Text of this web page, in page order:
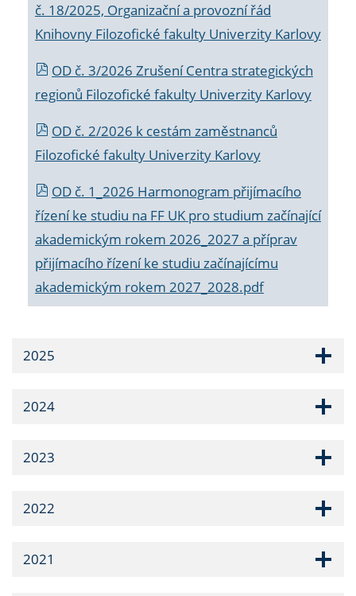
č. 18/2025, Organizační a provozní řád
Knihovny Filozofické fakulty Univerzity Karlovy
OD č. 3/2026 Zrušení Centra strategických
regionů Filozofické fakulty Univerzity Karlovy
OD č. 2/2026 k cestám zaměstnanců
Filozofické fakulty Univerzity Karlovy
OD č. 1_2026 Harmonogram přijímacího
řízení ke studiu na FF UK pro studium začínající
akademickým rokem 2026_2027 a příprav
přijímacího řízení ke studiu začínajícímu
akademickým rokem 2027_2028.pdf
2025
2024
2023
2022
2021